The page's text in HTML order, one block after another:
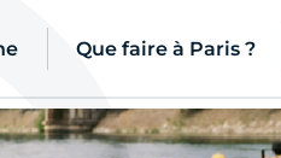
Que faire à Paris ?